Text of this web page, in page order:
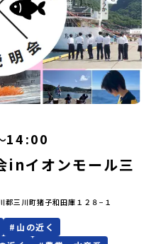
した教育事業団体です。日本
学卒業後に地域の枠を越えて生
地域・学校で1〜3年間過ごすこ
」をはじめとした、教育事業
ます。名 称：一般財団法人地
立：2017年3月代表者：岩本
市東本町二丁目25-6 みらい
http://c-platform.or.jp/お問い
を公式LINEにて配信中！ぜひ
LINE
＞から、【キャンセルのご連
21日目にあたる日以前：無
日目：30％・プログラム開始日
：50％・ご連絡無しでの不参
％・催行中止について天候な
可能性があります。その場合
いたします。又、最少催行人数
前までに催行中止の旨をメール
運営団体について＜プログラ
化プラットフォーム＞「意志
社会をつくる」というビジョ
した教育事業団体です。日本
学卒業後に地域の枠を越えて生
域・学校で1〜3年間過ごすこ
」をはじめとした、教育事業
す。名 称：一般財団法人地
立：2017年3月代表者：岩本
公開中！）〜まずは「おため
国20以上の地域から選んで参
像や魅力について、説明会を
あたり、保護者様が特に気に
体制」についても詳しく解説
にご視聴ください。🎬 [アーカ
平市」の内容をもっと知りし
「プログラムで何をする
問にお答えする詳細配信で
えします。日時：6月10日(水)
？プログラム詳細解説、質疑
工業高校/北海道標津町/岩手
のプログラムを1時間でぎゅっ
c-
ぞ！「はじめての一人旅だ
の？」そんな保護者様の不安
との交流「自由時間：海の公
校生との交流「みんなで
たちと交流＜3日目＞（AM）
で振り返り対話（PM） 13：
：50 中標津空港発 (羽田
候の状況や参加人数によってプ
。参加概要【開催場所】北海
〜 8月6日（木）※参加が確定し
ず参加をお願いします。【集合
14：30 集合【解散場所・時
散【対象】中学2年生、中学3
複数(同性2～4名程度)で宿泊
※旅行代金に含まれる費用の
・宿泊費（2泊分）・プログラ
部の食事代*以下の費用は参加
の往復交通費・お土産代や自
【募集人数】最大10名（お申
14:00
イオンモール三
三川町猪子和田庫１２８−１
# 山の近く